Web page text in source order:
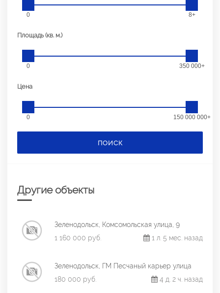
0 8+
Площадь (кв. м.)
0 350 000+
Цена
0 150 000 000+
ПОИСК
Другие объекты
Зеленодольск, Комсомольская улица, 9
1 160 000 руб.
1 л. 5 мес. назад
Зеленодольск, ГМ Песчаный карьер улица
180 000 руб.
4 д. 2 ч. назад